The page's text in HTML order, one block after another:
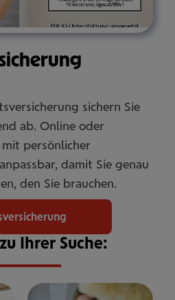
sichern Sie
ab. Online oder
persönlicher
damit Sie genau
den Sie brauchen.
Ihrer Suche: